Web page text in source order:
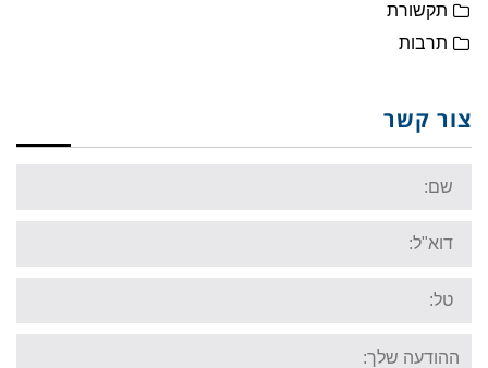
תקשורת
תרבות
צור קשר
Name:
Email:
Tel:
Your
message: